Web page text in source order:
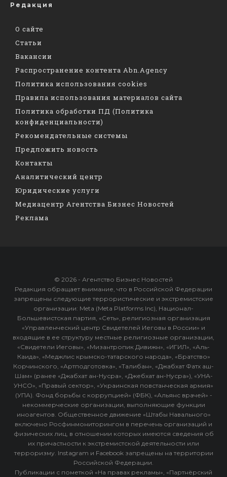
Редакция
О сайте
Статьи
Вакансии
Распространение контента Abn.Agency
Политика использования cookies
Правила использования материалов сайта
Политика обработки ПД (Политика
конфиденциальности)
Рекомендательные системы
Предложить новость
Контакты
Аналитический центр
Юридические услуги
Медиацентр Агентства Бизнес Новостей
Реклама
© 2026 - Агентство Бизнес Новостей
Редакция обращает внимание, что в Российской Федерации
запрещены следующие террористические и экстремистские
организации: Meta (Meta Platforms Inc), Национал-
Большевистская партия, «Сеть», религиозная организация
«Управленческий центр Свидетелей Иеговы в России» и
входящие в ее структуру местные религиозные организации,
«Свидетели Иеговы», «Мизантропик Дивижн», «ИГИЛ», «Аль-
Каида», «Меджлис крымско-татарского народа», «Братство»
Корчинского, «Артподготовка», «Талибан», «Джабхат Фатх аш-
Шам» (ранее «Джабхат ан-Нусра», «Джебхат ан-Нусра»), «УНА-
УНСО», «Правый сектор», «Украинская повстанческая армия»
(УПА). Фонд борьбы с коррупцией» (ФБК), «Альянс врачей» -
некоммерческие организации, выполняющие функции
иноагентов. Общественное движение «Штабы Навального»
включено Росфинмониторингом в перечень организаций и
физических лиц, в отношении которых имеются сведения об
их причастности к экстремистской деятельности или
терроризму. Instagram и Facebook запрещены на территории
Российской Федерации.
Публикации с пометкой «На правах рекламы», «Партнёрский